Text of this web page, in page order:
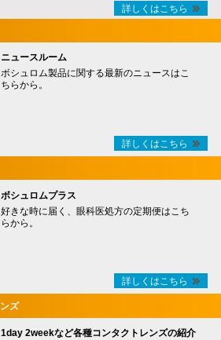
詳しくはこちら
ニュースルーム
ボシュロム製品に関する最新のニュースはこ
ちらから。
詳しくはこちら
ボシュロムプラス
好きな時に届く、眼科医処方の定期便はこち
らから。
詳しくはこちら
ズ
1day 2weekなど各種コンタクトレンズの紹介